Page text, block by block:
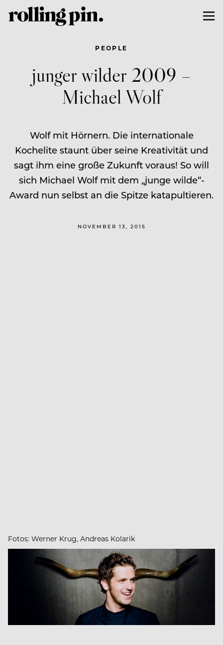
PEOPLE
junger wilder 2009 –
Michael Wolf
Wolf mit Hörnern. Die internationale
Kochelite staunt über seine Kreativität und
sagt ihm eine große Zukunft voraus! So will
sich Michael Wolf mit dem „junge wilde“-
Award nun selbst an die Spitze katapultieren.
NOVEMBER 13, 2015
Fotos: Werner Krug, Andreas Kolarik